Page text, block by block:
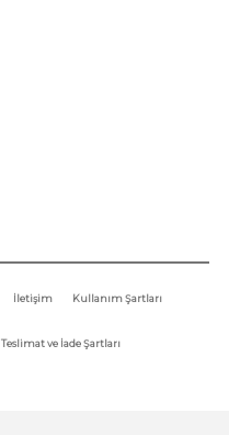
İletişim Kullanım Şartları
Teslimat ve İade Şartları